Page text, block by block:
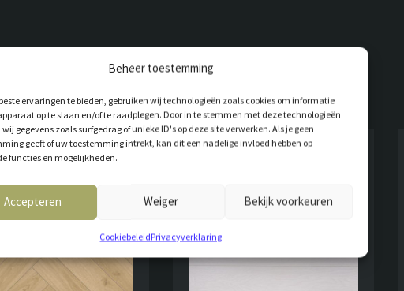
Beheer toestemming
ervaringen te bieden, gebruiken wij technologieën zoals cookies om informatie
op te slaan en/of te raadplegen. Door in te stemmen met deze technologieën
gegevens zoals surfgedrag of unieke ID's op deze site verwerken. Als je geen
geeft of uw toestemming intrekt, kan dit een nadelige invloed hebben op
functies en mogelijkheden.
Accepteren Weiger Bekijk voorkeuren
CookiebeleidPrivacyverklaring
JOU